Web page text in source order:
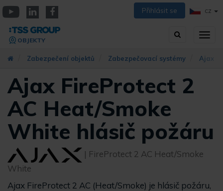
Přejít
k
hlavnímu
obsahu
Přihlásit se CZ
Vyhledávání
OBJEKTY
Zabezpečení objektů Zabezpečovací systémy Ajax
Ajax FireProtect 2
AC Heat/Smoke
White hlásič požáru
| FireProtect 2 AC Heat/Smoke
White
Ajax FireProtect 2 AC (Heat/Smoke) je hlásič požáru,